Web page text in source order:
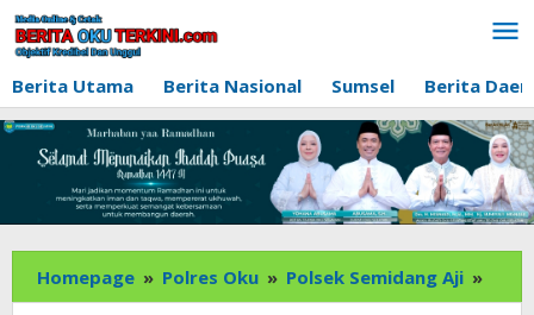
Lewati
ke
konten
Berita Utama
Berita Nasional Sumsel Berita
Homepage » Polres Oku » Polsek Semidang Aji »